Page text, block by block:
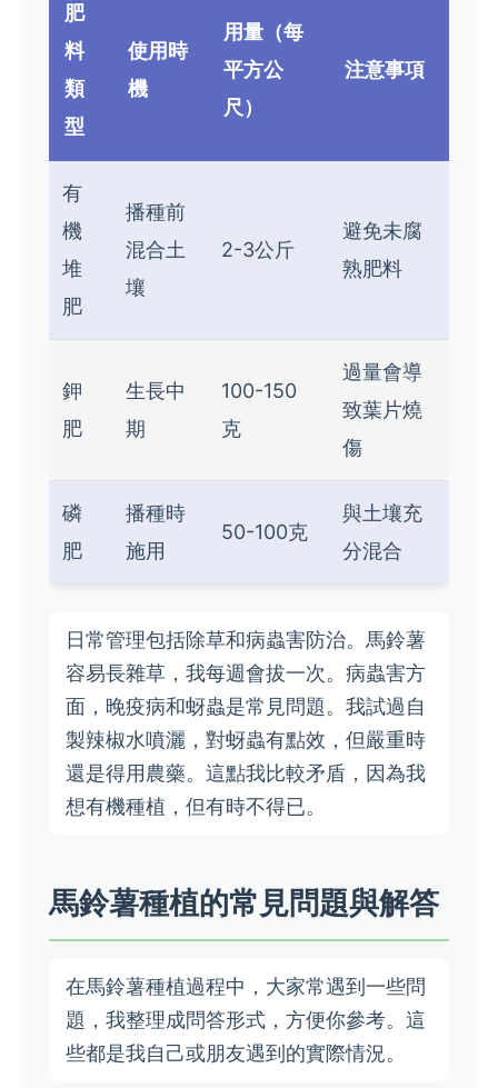
肥
料
類
型
使用時
機
用量（每
平方公
尺）
注意事項
有
機
堆
肥
播種前
混合土
壤
2-3公斤
避免未腐
熟肥料
鉀
肥
生長中
期
100-150
克
過量會導
致葉片燒
傷
磷
肥
播種時
施用
50-100克
與土壤充
分混合
日常管理包括除草和病蟲害防治。馬鈴薯
容易長雜草，我每週會拔一次。病蟲害方
面，晚疫病和蚜蟲是常見問題。我試過自
製辣椒水噴灑，對蚜蟲有點效，但嚴重時
還是得用農藥。這點我比較矛盾，因為我
想有機種植，但有時不得已。
馬鈴薯種植的常見問題與解答
在馬鈴薯種植過程中，大家常遇到一些問
題，我整理成問答形式，方便你參考。這
些都是我自己或朋友遇到的實際情況。